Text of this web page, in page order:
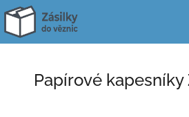
Přejít
obsah
Papírové